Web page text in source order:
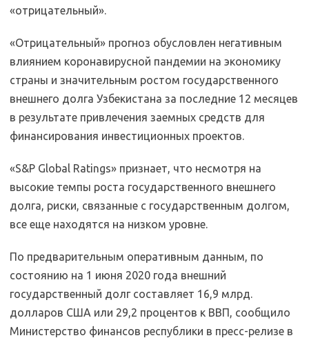
«отрицательный».
«Отрицательный» прогноз обусловлен негативным
влиянием коронавирусной пандемии на экономику
страны и значительным ростом государственного
внешнего долга Узбекистана за последние 12 месяцев
в результате привлечения заемных средств для
финансирования инвестиционных проектов.
«S&P Global Ratings» признает, что несмотря на
высокие темпы роста государственного внешнего
долга, риски, связанные с государственным долгом,
все еще находятся на низком уровне.
По предварительным оперативным данным, по
состоянию на 1 июня 2020 года внешний
государственный долг составляет 16,9 млрд.
долларов США или 29,2 процентов к ВВП, сообщило
Министерство финансов республики в пресс-релизе в